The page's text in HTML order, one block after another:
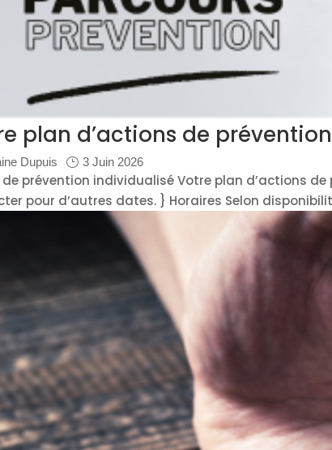
plan d’actions de prévention
Dupuis 3 Juin 2026
de prévention individualisé Votre plan d’actions
pour d’autres dates. } Horaires Selon